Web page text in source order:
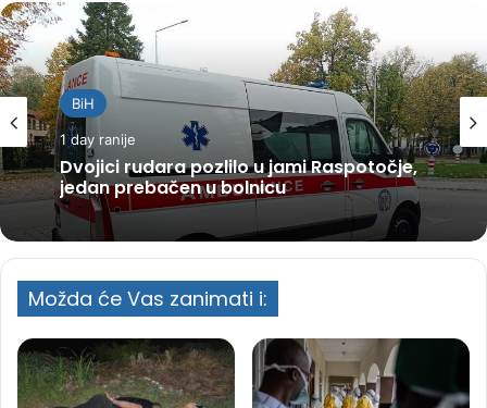
BiH
1 day ranije
Dvojici rudara pozlilo u jami Raspotočje,
jedan prebačen u bolnicu
Možda će Vas zanimati i: